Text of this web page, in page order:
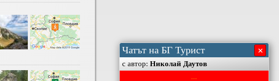
Чатът на БГ Турист ×
с автор: Николай Даутов
...